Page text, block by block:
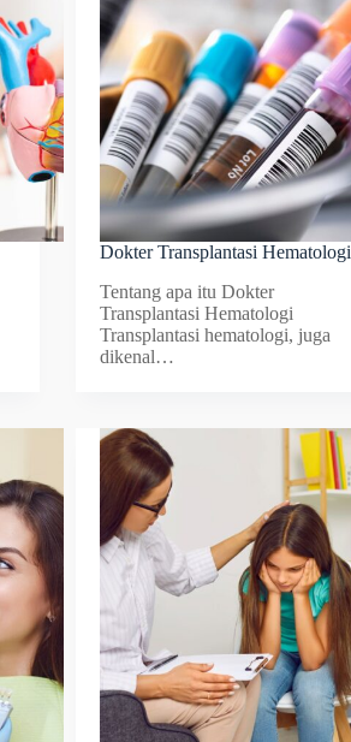
Dokter Transplantasi Hematologi
Tentang apa itu Dokter
Transplantasi Hematologi
Transplantasi hematologi, juga
dikenal…